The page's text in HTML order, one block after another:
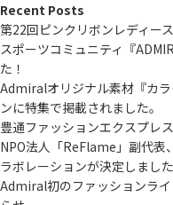
Recent Posts
第22回ピンクリボンレディー
スポーツコミュニティ『
た！
Admiralオリジナル素材『カ
ンに特集で掲載されました。
豊通ファッションエクスプレ
NPO法人「ReFlame」副代表
ラボレーションが決定しました
Admiral初のファッションラ